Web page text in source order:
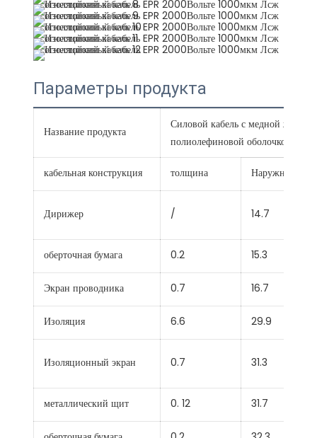
Параметры продукта
Название продукта
Силовой кабель с медной жилой,
полиолефиновой оболочкой, с
кабельная конструкция толщина Наружный
Дирижер / 14.7
оберточная бумага 0.2 15.3
Экран проводника 0.7 16.7
Изоляция 6.6 29.9
Изоляционный экран 0.7 31.3
металлический щит 0. 12 31.7